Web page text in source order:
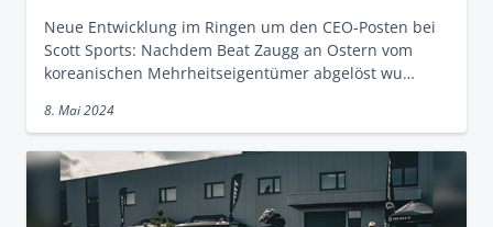
Neue Entwicklung im Ringen um den CEO-Posten bei
Scott Sports: Nachdem Beat Zaugg an Ostern vom
koreanischen Mehrheitseigentümer abgelöst wu…
8. Mai 2024